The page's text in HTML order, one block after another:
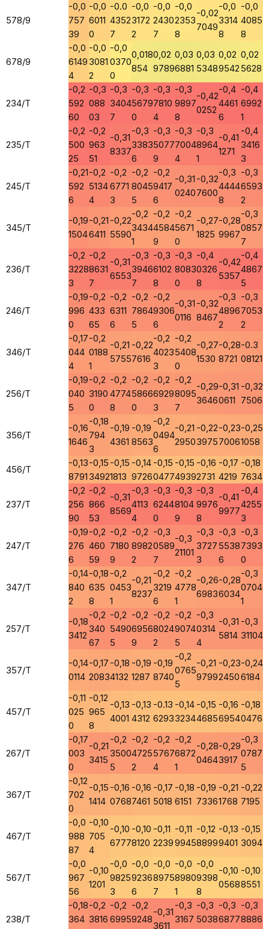
578/9
-0,0
757
39
-0,0
6011
0
-0.0
4352
7
-0,0
3172
2
-0,0
2430
7
-0,0
2353
8
-0,02
7049
-0,0
3314
8
-0,0
4085
8
678/9
-0,0
6149
4
-0,0
3081
2
-0,0
0370
0
0,018
854
0,02
9789
0,03
6881
0,03
5348
0,02
9542
0,02
5628
234/T
-0,2
592
60
-0,3
088
03
-0,3
3404
7
-0,3
5679
0
-0,3
7810
4
-0,3
9897
8
-0,42
0252
-0,4
4461
6
-0,4
6992
1
235/T
-0,2
500
25
-0,2
963
51
-0,31
8337
-0,3
3383
6
-0,3
5077
9
-0,3
7004
4
-0,3
8964
1
-0,41
1271
-0,4
3416
3
245/T
-0,21
592
6
-0,2
5134
4
-0,2
6771
3
-0,2
8045
5
-0,2
9417
6
-0,31
0240
-0,32
7600
-0,3
4444
8
-0,3
6593
2
345/T
-0,19
1504
-0,21
6411
-0,22
5590
-0,2
3434
1
-0,2
4584
9
-0,2
5671
0
-0,27
1825
-0,28
9967
-0,3
0857
7
236/T
-0,2
3228
3
-0,2
8631
7
-0,31
6553
-0,3
3946
7
-0,3
6102
8
-0,3
8083
0
-0,4
0326
8
-0,42
5357
-0,4
4867
5
246/T
-0,19
996
0
-0,2
433
65
-0,2
6311
6
-0,2
7864
5
-0,2
9306
6
-0,31
0116
-0,32
8467
-0,3
4896
2
-0,3
7053
2
346/T
-0,17
044
4
-0,2
0188
1
-0,21
5755
-0,22
7616
-0,2
4023
3
-0,2
5408
0
-0,27
1530
-0,28
8721
-0.3
08121
256/T
-0,19
040
5
-0,2
3190
0
-0,2
4774
8
-0,2
5866
0
-0,2
6929
3
-0,2
8095
7
-0,29
3646
-0,31
0611
-0,32
7506
356/T
-0,16
1646
-0,18
794
3
-0,19
4361
-0,19
8563
-0,2
0494
6
-0,21
2950
-0,22
3975
-0,23
7006
-0,25
1058
456/T
-0,13
8791
-0,15
3492
-0,15
1813
-0,14
9726
-0,15
0477
-0,15
4939
-0,16
2731
-0,17
4219
-0,18
7634
237/T
-0,2
256
90
-0,2
866
53
-0,31
8569
-0,3
4113
4
-0,3
6244
0
-0,3
8104
9
-0,3
9976
8
-0,41
9977
-0,4
4255
3
247/T
-0,19
276
6
-0,2
460
59
-0,2
7180
9
-0,2
8982
2
-0,3
0589
7
-0,3
21101
-0,3
3727
3
-0,3
5538
6
-0,3
7393
0
347/T
-0,14
840
2
-0,18
635
8
-0,2
0453
1
-0,21
8237
-0,2
3219
6
-0,2
4778
1
-0,26
6983
-0,28
6034
-0,3
0704
1
257/T
-0,18
3412
-0,2
340
67
-0,2
5490
5
-0,2
6956
9
-0,2
8024
2
-0,2
9074
5
-0,3
0314
4
-0,31
5814
-0,3
31104
357/T
-0,14
0114
-0,17
2083
-0,18
4132
-0,19
1287
-0,19
8740
-0,2
0765
5
-0,21
9799
-0,23
2450
-0,24
6184
457/T
-0,11
025
0
-0,12
965
8
-0,13
4001
-0,13
4312
-0.13
6293
-0,14
3234
-0,15
4685
-0,16
6954
-0,18
0476
267/T
-0,17
003
0
-0,21
3415
-0,2
3500
5
-0,2
4725
2
-0,2
5767
4
-0,2
6872
1
-0,28
0464
-0,29
3917
-0,3
0787
5
367/T
-0,12
702
0
-0,15
1414
-0,16
0768
-0,16
7461
-0,17
5018
-0,18
6151
-0,19
7336
-0,21
1768
-0,22
7195
467/T
-0,0
988
87
-0,10
705
4
-0,10
6777
-0,10
8120
-0,11
2239
-0,11
9945
-0,12
8899
-0,13
9401
-0,15
3094
567/T
-0,0
967
56
-0,10
1201
-0,0
9825
3
-0,0
9236
6
-0,0
8975
7
-0,0
8980
1
-0,0
9398
8
-0,10
0568
-0,10
8551
238/T
-0,18
364
-0,2
3816
-0,2
6995
-0,2
9248
-0,31
3611
-0,3
3167
-0,3
5038
-0,3
6877
-0,3
8886